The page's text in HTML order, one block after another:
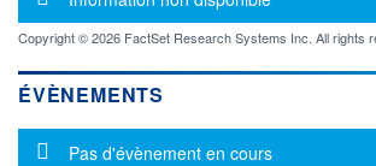
Copyright © 2026 FactSet Research Systems Inc. All rights
ÉVÈNEMENTS
Message d'information
Pas d'évènement en cours